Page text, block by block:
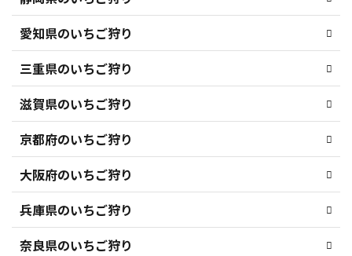
愛知県のいちご狩り
三重県のいちご狩り
滋賀県のいちご狩り
京都府のいちご狩り
大阪府のいちご狩り
兵庫県のいちご狩り
奈良県のいちご狩り